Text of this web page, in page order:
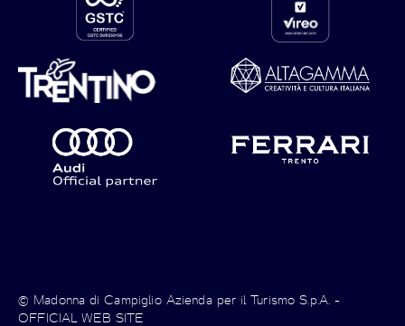
© Madonna di Campiglio Azienda per il Turismo S.p.A. -
OFFICIAL WEB SITE